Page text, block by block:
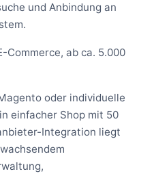
und Anbindung an
Commerce, ab ca. 5.000
oder individuelle
einfacher Shop mit 50
Integration liegt